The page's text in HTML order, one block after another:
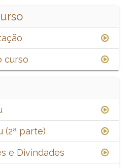
curso
(2ª parte)
e Divindades